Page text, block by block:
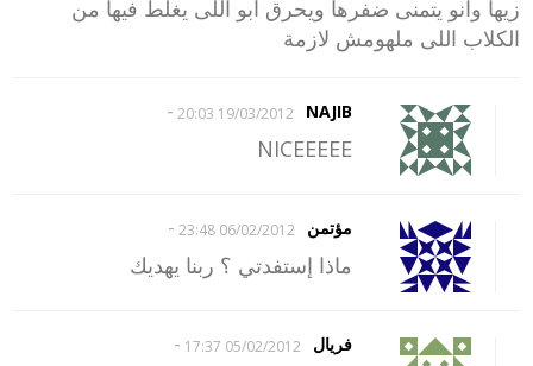
زيها وانو يتمنى ضفرها ويحرق أبو اللى يغلط فيها من
الكلاب اللى ملهومش لازمة
NAJIB
19/03/2012 20:03
-
NICEEEEE
مؤتمن 06/02/2012 23:48
-
ماذا ‏ إستفدتي ‏ ؟ ‏ ربنا ‏ يهديك ‏ ‏ ‏
فريال 05/02/2012 17:37
-